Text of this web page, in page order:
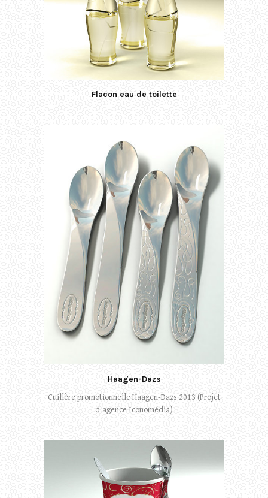
Flacon eau de toilette
Haagen-Dazs
Cuillère promotionnelle Haagen-Dazs 2013 (Projet
d'agence Iconomédia)